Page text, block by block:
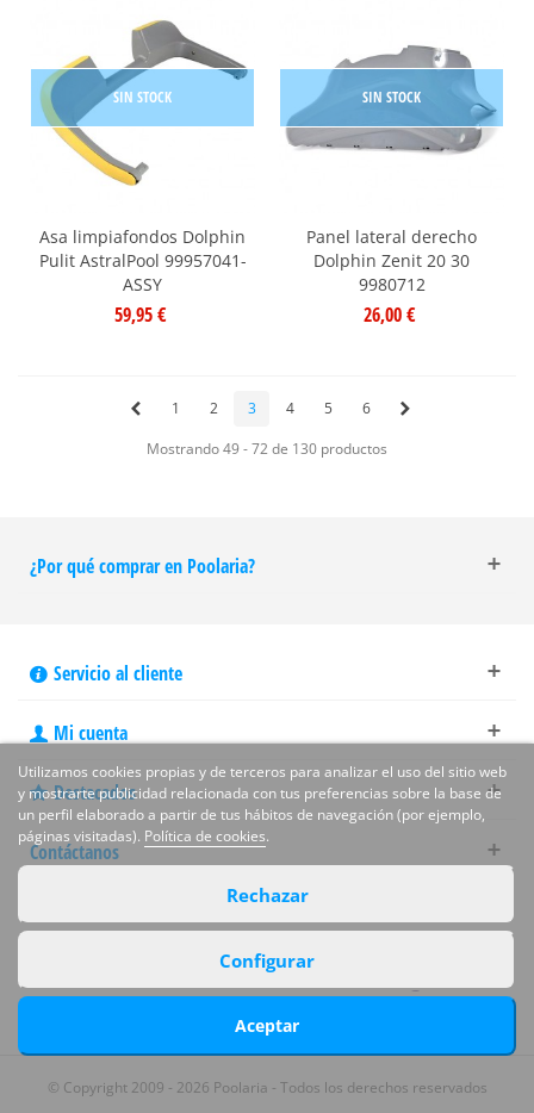
SIN STOCK
Asa limpiafondos Dolphin
Pulit AstralPool 99957041-
ASSY
59,95 €
SIN STOCK
Panel lateral derecho
Dolphin Zenit 20 30
9980712
26,00 €
1 2 3 4 5
6
Mostrando 49 - 72 de 130 productos
¿Por qué comprar en Poolaria?
Servicio al cliente
Mi cuenta
Destacados
Contáctanos
Utilizamos cookies propias y de terceros para analizar el uso del sitio web
y mostrarte publicidad relacionada con tus preferencias sobre la base de
un perfil elaborado a partir de tus hábitos de navegación (por ejemplo,
páginas visitadas). Política de cookies.
Rechazar
Configurar
Aceptar
© Copyright 2009 - 2026 Poolaria - Todos los derechos reservados